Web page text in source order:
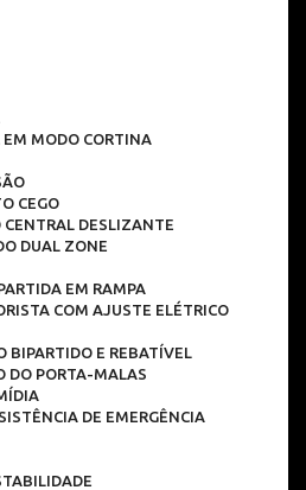
EM MODO CORTINA
CEGO
CENTRAL DESLIZANTE
DUAL ZONE
EM RAMPA
COM AJUSTE ELÉTRICO
BIPARTIDO E REBATÍVEL
DO PORTA-MALAS
DE EMERGÊNCIA